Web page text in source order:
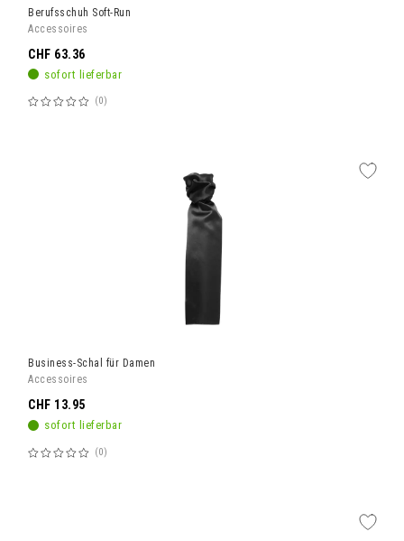
Berufsschuh Soft-Run
Accessoires
sofort lieferbar
Bewertung:
0
CHF 63.36
Business-Schal für Damen
Accessoires
sofort lieferbar
Bewertung:
0
CHF 13.95